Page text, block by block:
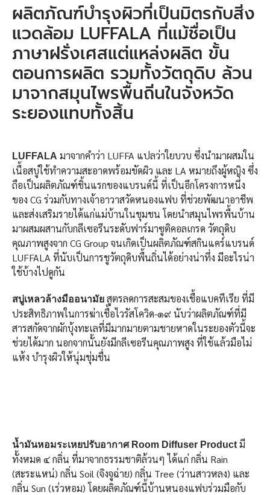
ผลิตภัณฑ์บำรุงผิวที่เป็นมิตรกับสิ่ง
แวดล้อม LUFFALA ที่แม้ชื่อเป็น
ภาษาฝรั่งเศสแต่แหล่งผลิต ขั้น
ตอนการผลิต รวมทั้งวัตถุดิบ ล้วน
มาจากสมุนไพรพื้นถิ่นในจังหวัด
ระยองแทบทั้งสิ้น
LUFFALA มาจากคำว่า LUFFA แปลว่าใยบวบ ซึ่งนำมาผสมใน
เนื้อสบู่ใช้ทำความสะอาดพร้อมขัดผิว และ LA หมายถึงผู้หญิง ซึ่ง
ถือเป็นผลิตภัณฑ์ชิ้นแรกของแบรนด์นี้ ที่เป็นอีกโครงการหนึ่ง
ของ CG ร่วมกับทางเจ้าอาวาสวัดหนองแฟบ ที่ช่วยพัฒนาอาชีพ
และส่งเสริมรายได้แก่แม่บ้านในชุมชน โดยนำสมุนไพรพื้นบ้าน
มาผสมผสานกับกลีเซอรีนระดับฟาร์มาซูติคอลเกรด วัตถุดิบ
คุณภาพสูงจาก CG Group จนเกิดเป็นผลิตภัณฑ์สกินแคร์แบรนด์
LUFFALA ที่นับเป็นการชูวัตถุดิบพื้นถิ่นได้อย่างน่าทึ่ง มีอะไรน่า
ใช้บ้างไปดูกัน
สบู่เหลวล้างมืออนามัย สูตรลดการสะสมของเชื้อแบคทีเรีย ที่มี
ประสิทธิภาพในการฆ่าเชื้อไวรัสโควิด-๑๙ นับว่าผลิตภัณฑ์ที่มี
สารสกัดจากผักบุ้งทะเลที่มีมากมายตามชายหาดในระยองตัวนี้จะ
ช่วยได้มาก นอกจากนั้นยังมีกลีเซอรีนคุณภาพสูง ที่ใช้แล้วมือไม่
แห้ง บำรุงผิวให้นุ่มชุ่มชื่น
น้ำมันหอมระเหยปรับอากาศ Room Diffuser Product มี
ทั้งหมด ๔ กลิ่น ที่มาจากธรรมชาติล้วนๆ ได้แก่ กลิ่น Rain
(สะระแหน่) กลิ่น Soil (จิงจูฉ่าย) กลิ่น Tree (ว่านสาวหลง) และ
กลิ่น Sun (เร่วหอม) โดยผลิตภัณฑ์นี้บ้านหนองแฟบร่วมมือกับ